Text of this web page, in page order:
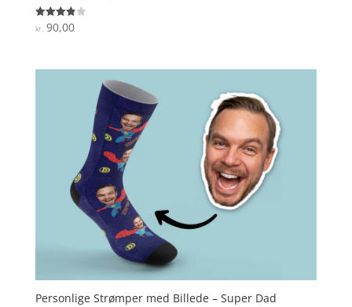
Vurderet
3.9
kr.90,00
Personlige Strømper med Billede – Super Dad